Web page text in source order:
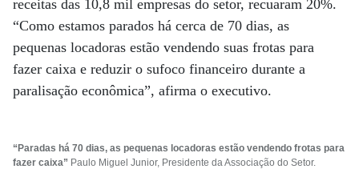
receitas das 10,8 mil empresas do setor, recuaram 20%.
“Como estamos parados há cerca de 70 dias, as
pequenas locadoras estão vendendo suas frotas para
fazer caixa e reduzir o sufoco financeiro durante a
paralisação econômica”, afirma o executivo.
“Paradas há 70 dias, as pequenas locadoras estão vendendo frotas para
fazer caixa” Paulo Miguel Junior, Presidente da Associação do Setor.